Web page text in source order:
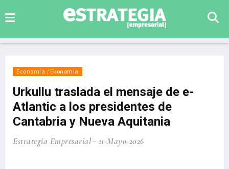
Economía / Ekonomia
Urkullu traslada el mensaje de e-
Atlantic a los presidentes de
Cantabria y Nueva Aquitania
Estrategia Empresarial 11-Mayo-2026